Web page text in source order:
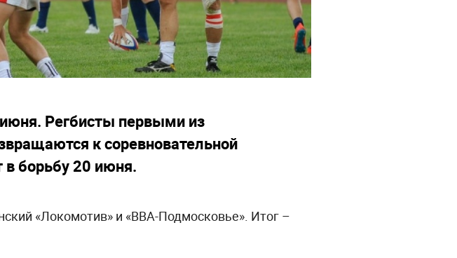
Регбисты первыми из
к соревновательной
в борьбу 20 июня.
«Локомотив» и «ВВА-Подмосковье». Итог –